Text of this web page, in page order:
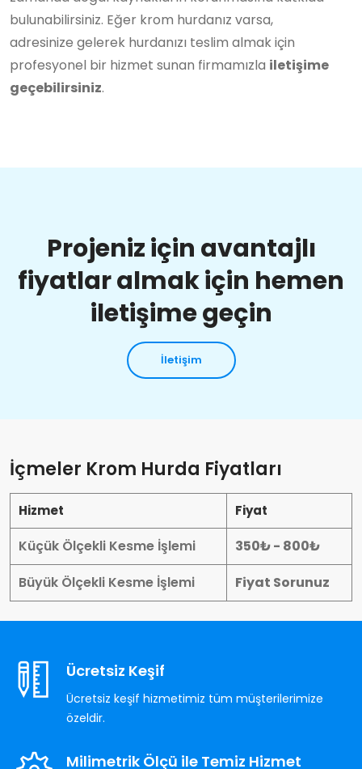
bulunabilirsiniz. Eğer krom hurdanız varsa,
adresinize gelerek hurdanızı teslim almak için
profesyonel bir hizmet sunan firmamızla iletişime
geçebilirsiniz.
Projeniz için avantajlı
fiyatlar almak için hemen
iletişime geçin
İletişim
İçmeler Krom Hurda Fiyatları
Hizmet Fiyat
Küçük Ölçekli Kesme İşlemi
350₺ - 800₺
Büyük Ölçekli Kesme İşlemi
Fiyat Sorunuz
Ücretsiz Keşif
Ücretsiz keşif hizmetimiz tüm müşterilerimize
özeldir.
Milimetrik Ölçü ile Temiz Hizmet